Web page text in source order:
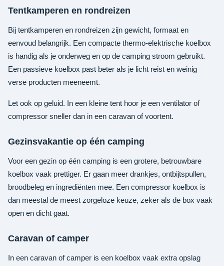
Tentkamperen en rondreizen
Bij tentkamperen en rondreizen zijn gewicht, formaat en
eenvoud belangrijk. Een compacte thermo-elektrische koelbox
is handig als je onderweg en op de camping stroom gebruikt.
Een passieve koelbox past beter als je licht reist en weinig
verse producten meeneemt.
Let ook op geluid. In een kleine tent hoor je een ventilator of
compressor sneller dan in een caravan of voortent.
Gezinsvakantie op één camping
Voor een gezin op één camping is een grotere, betrouwbare
koelbox vaak prettiger. Er gaan meer drankjes, ontbijtspullen,
broodbeleg en ingrediënten mee. Een compressor koelbox is
dan meestal de meest zorgeloze keuze, zeker als de box vaak
open en dicht gaat.
Caravan of camper
In een caravan of camper is een koelbox vaak extra opslag